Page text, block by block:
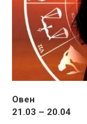
Овен
21.03 – 20.04